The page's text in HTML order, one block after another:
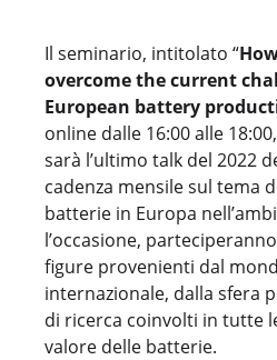
Il seminario, intitolato “
overcome the current
European battery
online dalle 16:00 alle 18:00,
sarà l’ultimo talk del 2022
cadenza mensile sul tema
batterie in Europa
l’occasione,
figure provenienti dal
internazionale, dalla sfera
di ricerca coinvolti in tutte
valore delle batterie.